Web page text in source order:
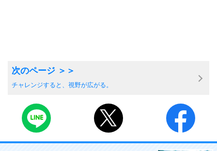
チャレンジすると、視野が広がる。